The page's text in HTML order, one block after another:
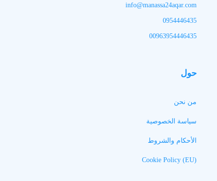
info@manassa24aqar.com
0954446435
00963954446435
حول
من نحن
سياسة الخصوصية
الأحكام والشروط
Cookie Policy (EU)